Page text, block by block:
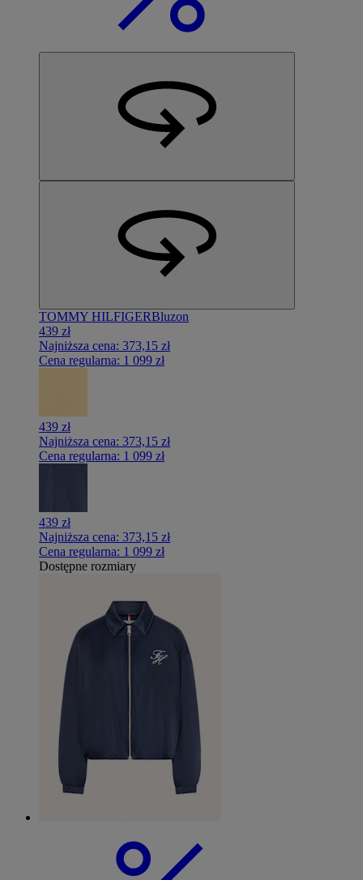
TOMMY HILFIGERBluzon
439 zł
Najniższa cena: 373,15 zł
Cena regularna: 1 099 zł
439 zł
Najniższa cena: 373,15 zł
Cena regularna: 1 099 zł
439 zł
Najniższa cena: 373,15 zł
Cena regularna: 1 099 zł
Dostępne rozmiary